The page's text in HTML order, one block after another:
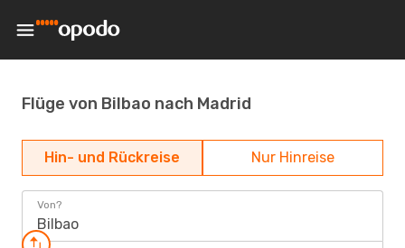
Flüge von Bilbao nach Madrid
Hin- und Rückreise Nur Hinreise
Von?
Bilbao